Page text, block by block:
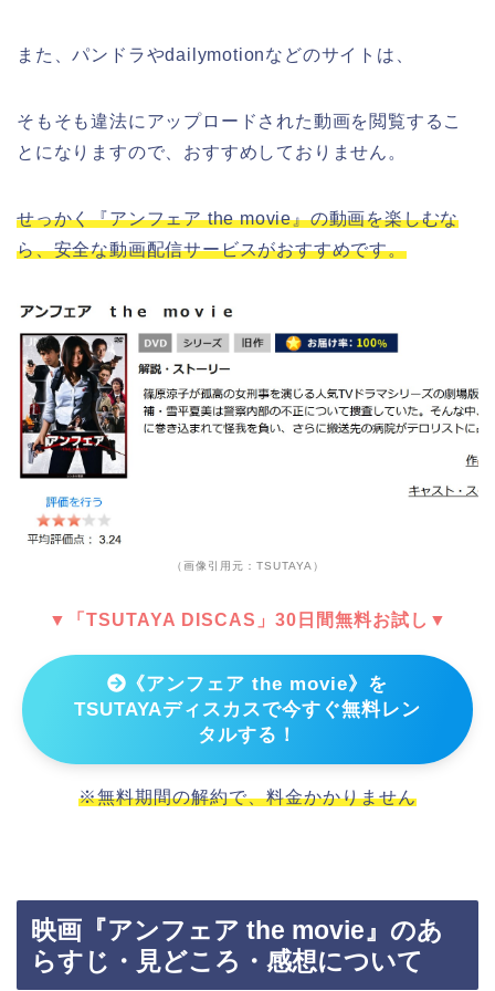
また、パンドラやdailymotionなどのサイトは、
そもそも違法にアップロードされた動画を閲覧するこ
とになりますので、おすすめしておりません。
せっかく『アンフェア the movie』の動画を楽しむな
ら、安全な動画配信サービスがおすすめです。
（画像引用元：TSUTAYA）
▼「TSUTAYA DISCAS」30日間無料お試し▼
《アンフェア the movie》を
TSUTAYAディスカスで今すぐ無料レン
タルする！
※無料期間の解約で、料金かかりません
映画『アンフェア the movie』のあ
らすじ・見どころ・感想について